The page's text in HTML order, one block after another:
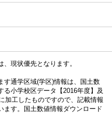
現状優先となります。
す通学区域(学区)情報は、国土数
小学校区データ【2016年度】及
加工したものですので、記載情報
ます。国土数値情報ダウンロード